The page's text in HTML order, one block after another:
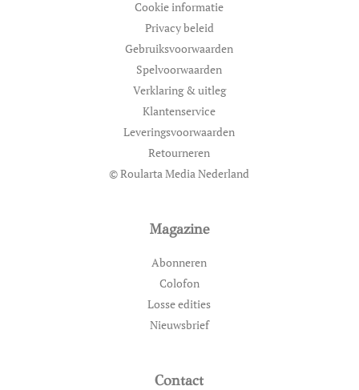
Cookie informatie
Privacy beleid
Gebruiksvoorwaarden
Spelvoorwaarden
Verklaring & uitleg
Klantenservice
Leveringsvoorwaarden
Retourneren
© Roularta Media Nederland
Magazine
Abonneren
Colofon
Losse edities
Nieuwsbrief
Contact